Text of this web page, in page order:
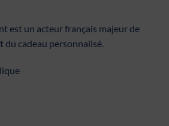
est un acteur français majeur de
cadeau personnalisé.